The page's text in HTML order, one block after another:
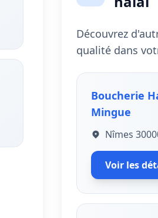
Découvrez
qualité dans
Boucherie
Mingue
Nîmes
Voir les